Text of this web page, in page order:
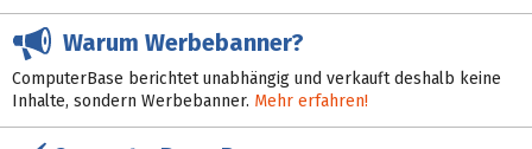
Warum Werbebanner?
ComputerBase berichtet unabhängig und verkauft deshalb keine
Inhalte, sondern Werbebanner. Mehr erfahren!